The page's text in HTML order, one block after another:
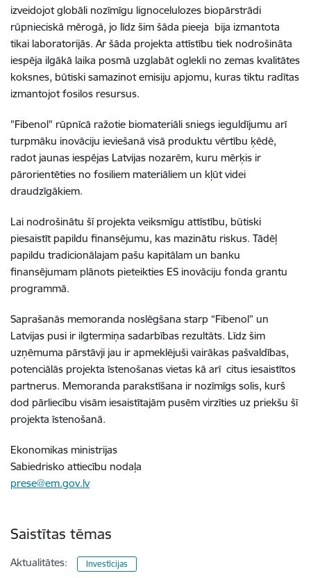
izveidojot globāli nozīmīgu lignocelulozes biopārstrādi
rūpnieciskā mērogā, jo līdz šim šāda pieeja bija izmantota
tikai laboratorijās. Ar šāda projekta attīstību tiek nodrošināta
iespēja ilgākā laika posmā uzglabāt oglekli no zemas kvalitātes
koksnes, būtiski samazinot emisiju apjomu, kuras tiktu radītas
izmantojot fosilos resursus.
"Fibenol" rūpnīcā ražotie biomateriāli sniegs ieguldījumu arī
turpmāku inovāciju ieviešanā visā produktu vērtību ķēdē,
radot jaunas iespējas Latvijas nozarēm, kuru mērķis ir
pārorientēties no fosiliem materiāliem un kļūt videi
draudzīgākiem.
Lai nodrošinātu šī projekta veiksmīgu attīstību, būtiski
piesaistīt papildu finansējumu, kas mazinātu riskus. Tādēļ
papildu tradicionālajam pašu kapitālam un banku
finansējumam plānots pieteikties ES inovāciju fonda grantu
programmā.
Saprašanās memoranda noslēgšana starp “Fibenol” un
Latvijas pusi ir ilgtermiņa sadarbības rezultāts. Līdz šim
uzņēmuma pārstāvji jau ir apmeklējuši vairākas pašvaldības,
potenciālās projekta īstenošanas vietas kā arī citus iesaistītos
partnerus. Memoranda parakstīšana ir nozīmīgs solis, kurš
dod pārliecību visām iesaistītajām pusēm virzīties uz priekšu šī
projekta īstenošanā.
Ekonomikas ministrijas
Sabiedrisko attiecību nodaļa
prese@em.gov.lv
Saistītas tēmas
Aktualitātes: Investīcijas